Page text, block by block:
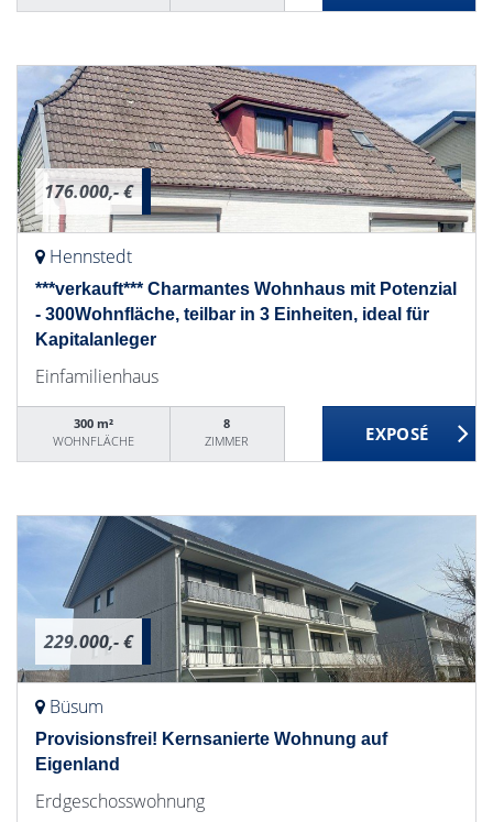
176.000,- €
Hennstedt
***verkauft*** Charmantes Wohnhaus mit Potenzial
- 300Wohnfläche, teilbar in 3 Einheiten, ideal für
Kapitalanleger
Einfamilienhaus
300 m²
WOHNFLÄCHE
8
ZIMMER
229.000,- €
Büsum
Provisionsfrei! Kernsanierte Wohnung auf
Eigenland
Erdgeschosswohnung